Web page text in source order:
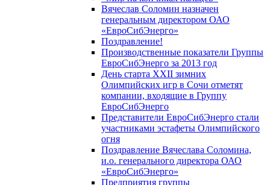
Вячеслав Соломин назначен
генеральным директором ОАО
«ЕвроСибЭнерго»
Поздравление!
Производственные показатели Группы
ЕвроСибЭнерго за 2013 год
День старта XXII зимних
Олимпийских игр в Сочи отметят
компании, входящие в Группу
ЕвроСибЭнерго
Представители ЕвроСибЭнерго стали
участниками эстафеты Олимпийского
огня
Поздравление Вячеслава Соломина,
и.о. генерального директора ОАО
«ЕвроСибЭнерго»
Предприятия группы